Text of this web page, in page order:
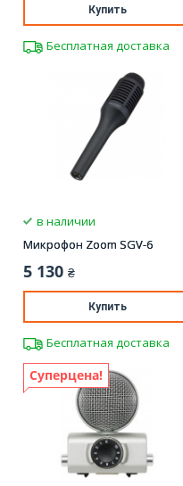
Купить
Бесплатная доставка
в наличии
Микрофон Zoom SGV-6
5 130 ₴
Купить
Бесплатная доставка
Суперцена!